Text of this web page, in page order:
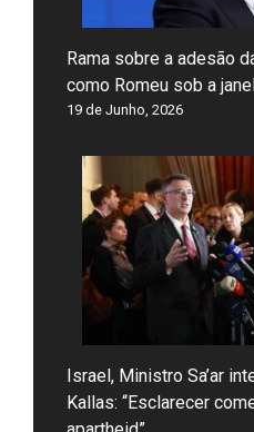
Rama sobre a adesão
como Romeu sob a
19 de Junho, 2026
Israel, Ministro Sa’ar
Kallas: “Esclarecer